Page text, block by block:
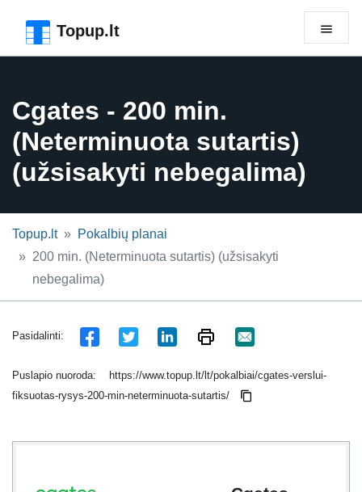
Topup.lt
Cgates - 200 min.
(Neterminuota sutartis)
(užsisakyti nebegalima)
Topup.lt
Pokalbių planai
200 min. (Neterminuota sutartis) (užsisakyti
nebegalima)
Pasidalinti:
Puslapio nuoroda:
https://www.topup.lt/lt/pokalbiai/cgates-verslui-
fiksuotas-rysys-200-min-neterminuota-sutartis/